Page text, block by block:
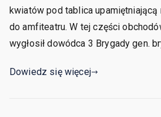
kwiatów pod tablica upamiętniającą
do amfiteatru. W tej części
wygłosił dowódca 3 Brygady gen.
Dowiedz się więcej